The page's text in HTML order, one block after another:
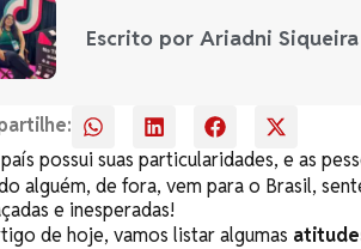
Escrito por Ariadni Siqueira
possui suas particularidades, e as
alguém, de fora, vem para o Brasil,
e inesperadas!
de hoje, vamos listar algumas